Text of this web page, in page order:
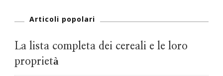
Articoli popolari
La lista completa dei cereali e le loro
proprietà